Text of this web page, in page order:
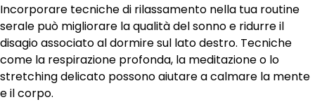
Incorporare tecniche di rilassamento nella tua routine
serale può migliorare la qualità del sonno e ridurre il
disagio associato al dormire sul lato destro. Tecniche
come la respirazione profonda, la meditazione o lo
stretching delicato possono aiutare a calmare la mente
e il corpo.